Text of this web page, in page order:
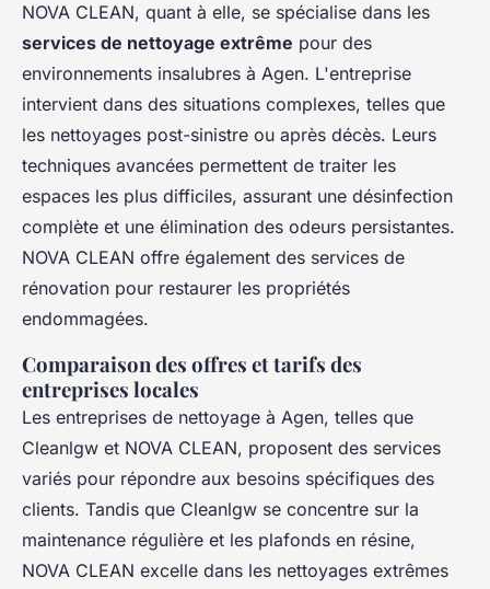
NOVA CLEAN, quant à elle, se spécialise dans les
services de nettoyage extrême pour des
environnements insalubres à Agen. L'entreprise
intervient dans des situations complexes, telles que
les nettoyages post-sinistre ou après décès. Leurs
techniques avancées permettent de traiter les
espaces les plus difficiles, assurant une désinfection
complète et une élimination des odeurs persistantes.
NOVA CLEAN offre également des services de
rénovation pour restaurer les propriétés
endommagées.
Comparaison des offres et tarifs des
entreprises locales
Les entreprises de nettoyage à Agen, telles que
Cleanlgw et NOVA CLEAN, proposent des services
variés pour répondre aux besoins spécifiques des
clients. Tandis que Cleanlgw se concentre sur la
maintenance régulière et les plafonds en résine,
NOVA CLEAN excelle dans les nettoyages extrêmes